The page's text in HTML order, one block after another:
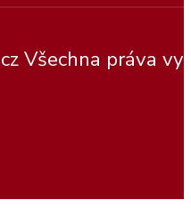
Všechna práva